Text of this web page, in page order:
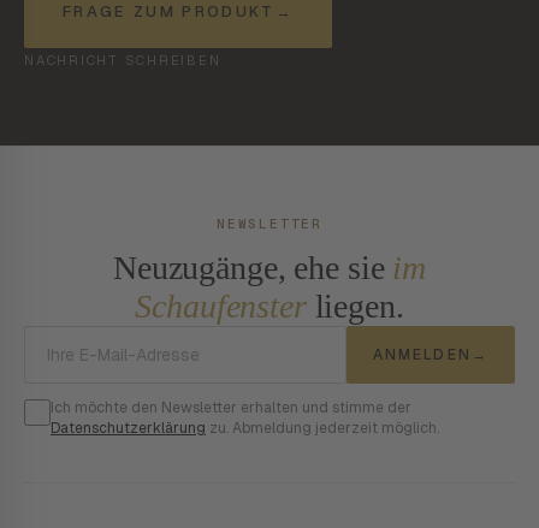
FRAGE ZUM PRODUKT →
NACHRICHT SCHREIBEN
NEWSLETTER
Neuzugänge, ehe sie im
Schaufensterliegen.
ANMELDEN →
Ich möchte den Newsletter erhalten und stimme der
Datenschutzerklärung zu. Abmeldung jederzeit möglich.